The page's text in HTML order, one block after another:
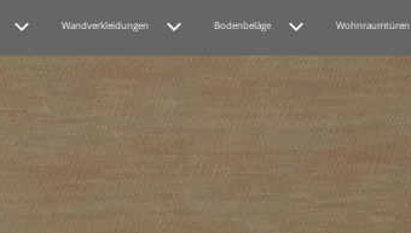
Wandverkleidungen Bodenbeläge Wohnraumtüren